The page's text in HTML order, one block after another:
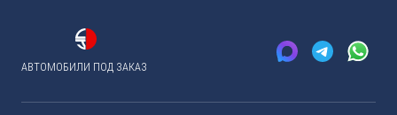
АВТОМОБИЛИ ПОД ЗАКАЗ